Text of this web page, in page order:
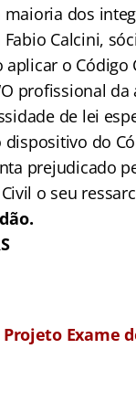
dos
Calcini,
o
profissional
de lei
do
prejudicado
o seu
Projeto Exame